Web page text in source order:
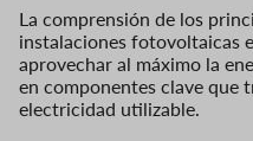
La comprensión de los
instalaciones fotovoltaicas
aprovechar al máximo la
en componentes clave que
electricidad utilizable.